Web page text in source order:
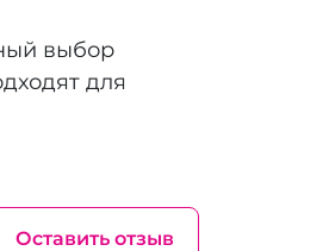
выбор
для
Оставить отзыв